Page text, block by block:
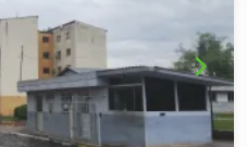
Hamburgo! Não
agende já sua visita!